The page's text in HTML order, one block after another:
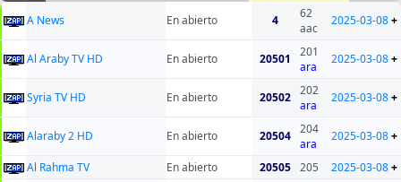
A News En abierto 4
62
aac
2025-03-08+
Al Araby TV HD En abierto 20501
201
ara
2025-03-08+
Syria TV HD En abierto 20502 202
ara
2025-03-08+
Alaraby 2 HD En abierto 20504 204
ara
2025-03-08+
Al Rahma TV En abierto 20505 205 2025-03-08+